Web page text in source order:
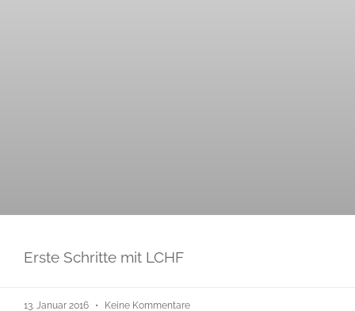
Erste Schritte mit LCHF
13. Januar 2016 Keine Kommentare